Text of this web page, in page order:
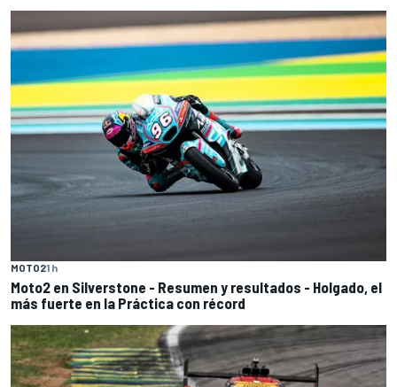
MOTO21 h
Moto2 en Silverstone - Resumen y resultados - Holgado, el
más fuerte en la Práctica con récord